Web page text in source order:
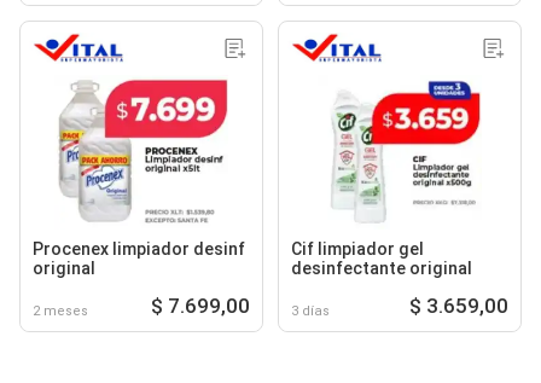
Procenex limpiador desinf
original
2 meses $ 7.699,00
Cif limpiador gel
desinfectante original
3 días $ 3.659,00